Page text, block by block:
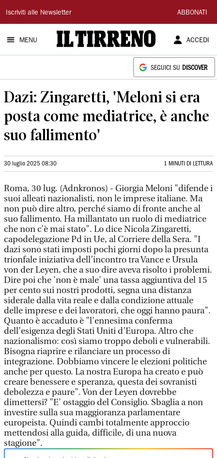
Il
Tirreno
Iscriviti alle Newsletter ABBONATI
MENU ACCEDI
SEGUICI SU DISCOVER
Dazi: Zingaretti, 'Meloni si era
posta come mediatrice, è anche
suo fallimento'
30 luglio 2025 08:30 1 MINUTI DI LETTURA
Roma, 30 lug. (Adnkronos) - Giorgia Meloni "difende i
suoi alleati nazionalisti, non le imprese italiane. Ma
non può dire altro, perché siamo di fronte anche al
suo fallimento. Ha millantato un ruolo di mediatrice
che non c’è mai stato". Lo dice Nicola Zingaretti,
capodelegazione Pd in Ue, al Corriere della Sera. "I
dazi sono stati imposti pochi giorni dopo la presunta
trionfale iniziativa dell’incontro tra Vance e Ursula
von der Leyen, che a suo dire aveva risolto i problemi.
Dire poi che 'non è male' una tassa aggiuntiva del 15
per cento sui nostri prodotti, segna una distanza
siderale dalla vita reale e dalla condizione attuale
delle imprese e dei lavoratori, che oggi hanno paura".
Quanto è accaduto è "l'ennesima conferma
dell’esigenza degli Stati Uniti d’Europa. Altro che
nazionalismo: così siamo troppo deboli e vulnerabili.
Bisogna riaprire e rilanciare un processo di
integrazione. Dobbiamo vincere le elezioni politiche
anche per questo. La nostra Europa ha creato e può
creare benessere e speranza, questa dei sovranisti
debolezza e paure". Von der Leyen dovrebbe
dimettersi? "E' ostaggio del Consiglio. Sbaglia a non
investire sulla sua maggioranza parlamentare
europeista. Quindi cambi totalmente approccio
mettendosi alla guida, difficile, di una nuova
stagione".